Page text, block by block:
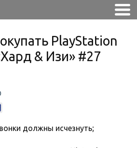
PlayStation
& Изи» #27
должны исчезнуть;